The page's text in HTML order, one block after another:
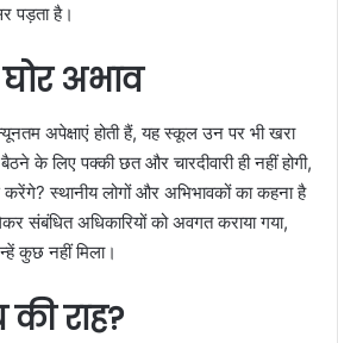
पड़ता है।
अभाव
अपेक्षाएं होती हैं, यह स्कूल उन पर भी खरा
के लिए पक्की छत और चारदीवारी ही नहीं होगी,
स्थानीय लोगों और अभिभावकों का कहना है
संबंधित अधिकारियों को अवगत कराया गया,
कुछ नहीं मिला।
राह?